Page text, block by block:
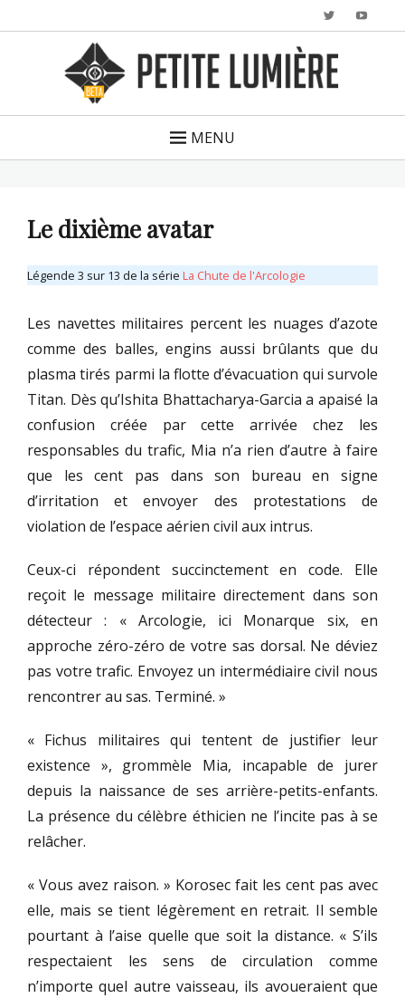
Twitter
MENU
Le dixième avatar
Légende 3 sur 13 de la série La Chute de l'Arcologie
Les navettes militaires percent les nuages d’azote
comme des balles, engins aussi brûlants que du
plasma tirés parmi la flotte d’évacuation qui survole
Titan. Dès qu’Ishita Bhattacharya-Garcia a apaisé la
confusion créée par cette arrivée chez les
responsables du trafic, Mia n’a rien d’autre à faire
que les cent pas dans son bureau en signe
d’irritation et envoyer des protestations de
violation de l’espace aérien civil aux intrus.
Ceux-ci répondent succinctement en code. Elle
reçoit le message militaire directement dans son
détecteur : « Arcologie, ici Monarque six, en
approche zéro-zéro de votre sas dorsal. Ne déviez
pas votre trafic. Envoyez un intermédiaire civil nous
rencontrer au sas. Terminé. »
« Fichus militaires qui tentent de justifier leur
existence », grommèle Mia, incapable de jurer
depuis la naissance de ses arrière-petits-enfants.
La présence du célèbre éthicien ne l’incite pas à se
relâcher.
« Vous avez raison. » Korosec fait les cent pas avec
elle, mais se tient légèrement en retrait. Il semble
pourtant à l’aise quelle que soit la distance. « S’ils
respectaient les sens de circulation comme
n’importe quel autre vaisseau, ils avoueraient que